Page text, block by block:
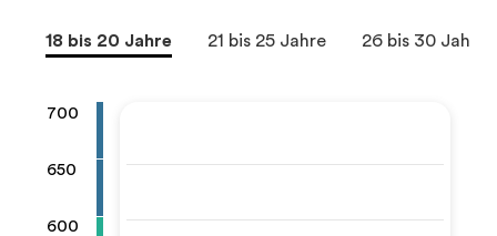
18 bis 20 Jahre 21 bis 25 Jahre 26 bis 30 Jahre
700
650
600